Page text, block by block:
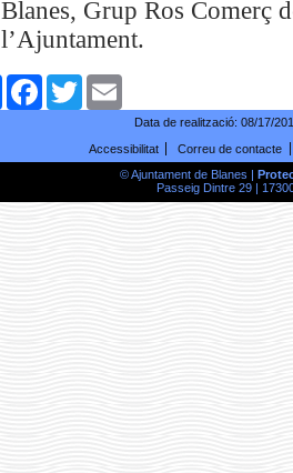
Blanes, Grup Ros Comerç
l’Ajuntament.
ComparteixFacebookTwitter
Data de realització: 08/17/
Accessibilitat
Correu de contacte
© Ajuntament de Blanes |
Passeig Dintre 29 |